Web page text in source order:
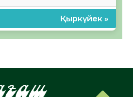
Қыркүйек »